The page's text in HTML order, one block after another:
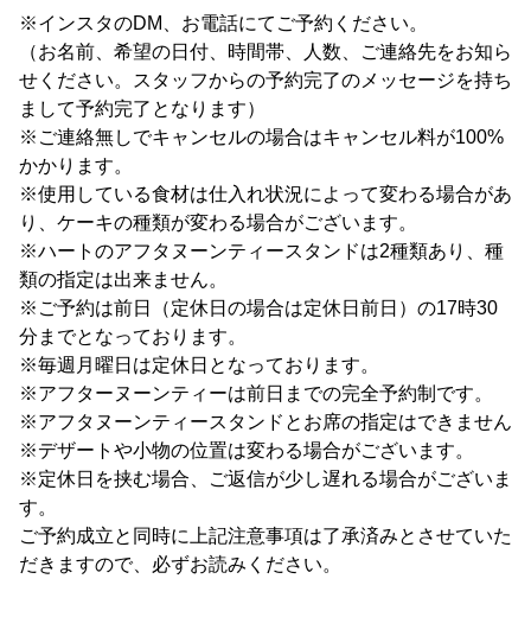
※インスタのDM、お電話にてご予約ください。
（お名前、希望の日付、時間帯、人数、ご連絡先をお知ら
せください。スタッフからの予約完了のメッセージを持ち
まして予約完了となります）
※ご連絡無しでキャンセルの場合はキャンセル料が100%
かかります。
※使用している食材は仕入れ状況によって変わる場合があ
り、ケーキの種類が変わる場合がございます。
※ハートのアフタヌーンティースタンドは2種類あり、種
類の指定は出来ません。
※ご予約は前日（定休日の場合は定休日前日）の17時30
分までとなっております。
※毎週月曜日は定休日となっております。
※アフターヌーンティーは前日までの完全予約制です。
※アフタヌーンティースタンドとお席の指定はできません
※デザートや小物の位置は変わる場合がございます。
※定休日を挟む場合、ご返信が少し遅れる場合がございま
す。
ご予約成立と同時に上記注意事項は了承済みとさせていた
だきますので、必ずお読みください。